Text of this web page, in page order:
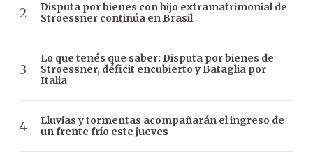
Disputa por bienes con hijo extramatrimonial de
Stroessner continúa en Brasil
Lo que tenés que saber: Disputa por bienes de
Stroessner, déficit encubierto y Bataglia por
Italia
Lluvias y tormentas acompañarán el ingreso de
un frente frío este jueves